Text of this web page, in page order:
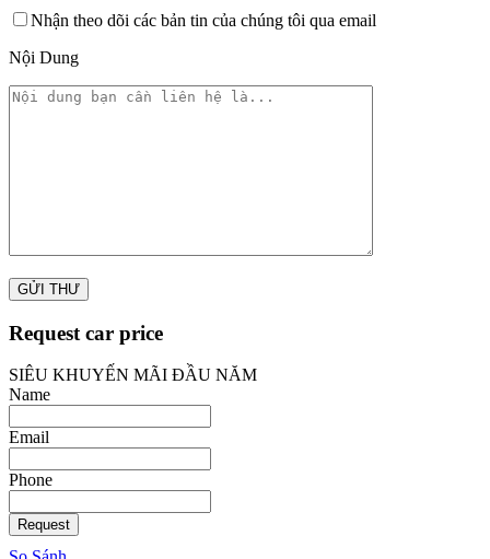
Nhận theo dõi các bản tin của chúng tôi qua email
Nội Dung
Request car price
SIÊU KHUYẾN MÃI ĐẦU NĂM
Name
Email
Phone
Request